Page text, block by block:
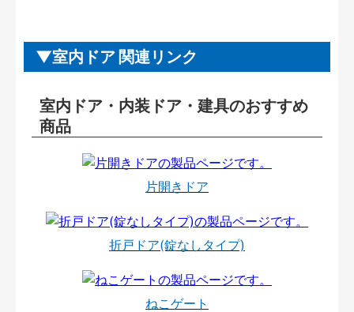
室内ドア 関連リンク
室内ドア・内装ドア・建具のおすすめ
商品
片開きドア
折戸ドア(錠なしタイプ)
ねこゲート